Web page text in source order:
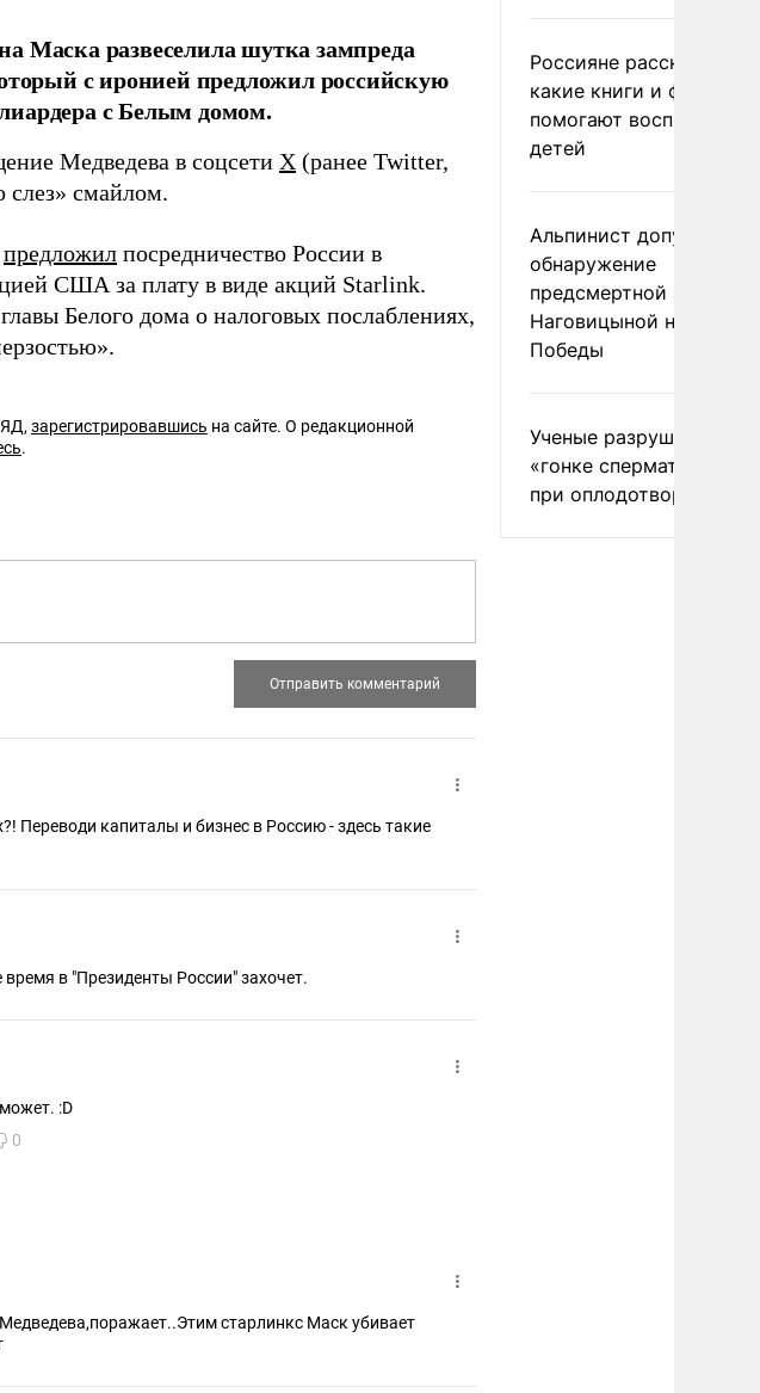
Маска развеселила шутка зампреда
с иронией предложил российскую
с Белым домом.
Медведева в соцсети X (ранее Twitter,
слез» смайлом.
предложил посредничество России в
США за плату в виде акций Starlink.
Белого дома о налоговых послаблениях,
зарегистрировавшись на сайте. О редакционной
.
Переводи капиталы и бизнес в Россию - здесь такие
в "Президенты России" захочет.
:D
0
старлинкс Маск убивает
Россияне рассказали,
какие книги и фильмы
помогают воспитывать
детей
Альпинист допустил
обнаружение
предсмертной записки
Наговицыной на пике
Победы
Ученые разрушили миф
«гонке
при оплодотворении